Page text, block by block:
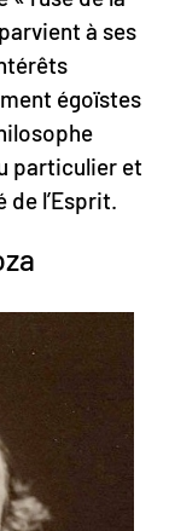
à ses
égoïstes
particulier et
de l’Esprit.